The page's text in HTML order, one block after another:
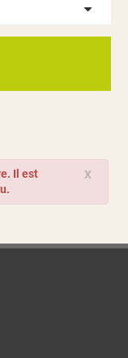
X
Il est